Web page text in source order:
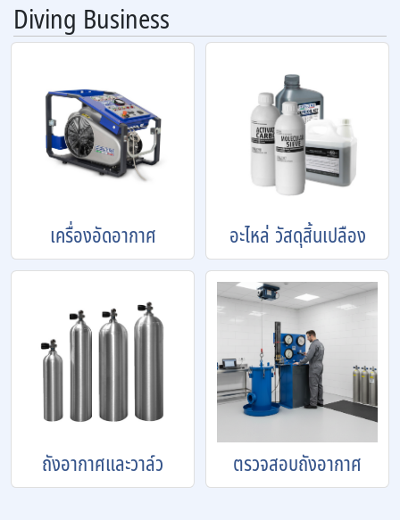
Diving Business
เครื่องอัดอากาศ อะไหล่ วัสดุสิ้นเปลือง
ถังอากาศและวาล์ว ตรวจสอบถังอากาศ